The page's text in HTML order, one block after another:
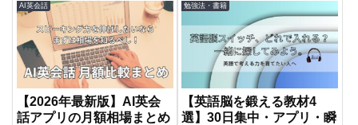
AI英会話
【2026年最新版】AI英会
話アプリの月額相場まとめ
勉強法・書籍
【英語脳を鍛える教材4
選】30日集中・アプリ・瞬